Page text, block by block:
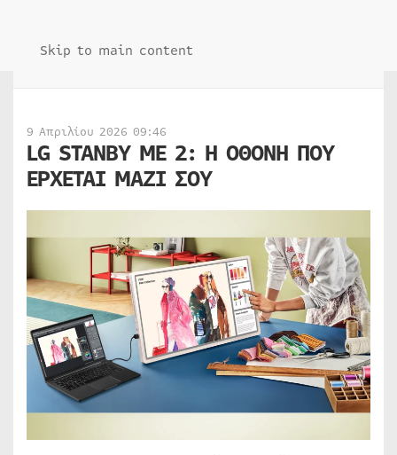
Skip to main content
9 Απριλίου 2026 09:46
LG STANBY ME 2: Η ΟΘΟΝΗ ΠΟΥ
ΕΡΧΕΤΑΙ ΜΑΖΙ ΣΟΥ